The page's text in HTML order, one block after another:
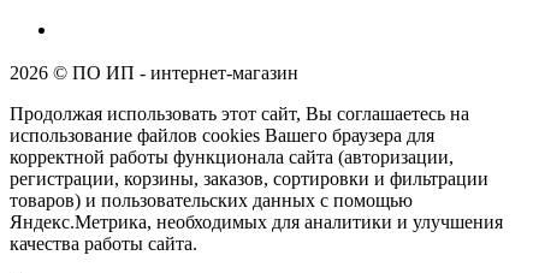
2026 © ПО ИП - интернет-магазин
Продолжая использовать этот сайт, Вы соглашаетесь на
использование файлов cookies Вашего браузера для
корректной работы функционала сайта (авторизации,
регистрации, корзины, заказов, сортировки и фильтрации
товаров) и пользовательских данных с помощью
Яндекс.Метрика, необходимых для аналитики и улучшения
качества работы сайта.